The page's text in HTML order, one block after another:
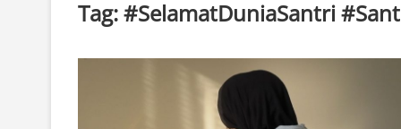
Tag:#SelamatDuniaSantri